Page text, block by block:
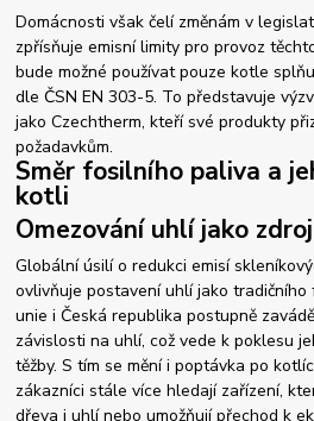
Domácnosti však čelí změnám v
zpřísňuje emisní limity pro provoz
bude možné používat pouze kotle
dle ČSN EN 303-5. To představuje
jako Czechtherm, kteří své produkty
požadavkům.
Směr fosilního paliva a
kotli
Omezování uhlí jako
Globální úsilí o redukci emisí
ovlivňuje postavení uhlí jako tradičního
unie i Česká republika postupně
závislosti na uhlí, což vede k poklesu
těžby. S tím se mění i poptávka po
zákazníci stále více hledají zařízení,
dřeva i uhlí nebo umožňují přechod k